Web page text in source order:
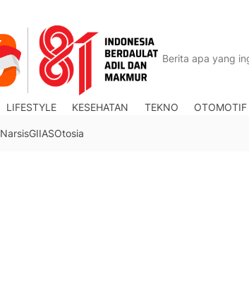
LIFESTYLE KESEHATAN TEKNO OTOMOTIF
NarsisGIIASOtosia